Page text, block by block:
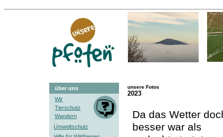
über uns
Wir
Tierschutz
Wandern
Umweltschutz
unsere Fotos
2023
Da das Wetter
besser war als